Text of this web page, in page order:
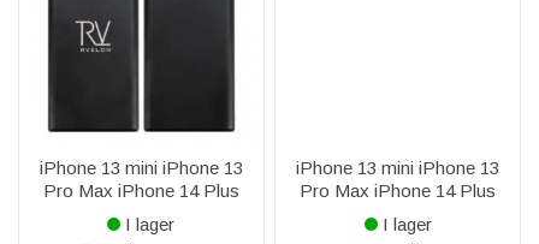
iPhone 13 mini iPhone 13
Pro Max iPhone 14 Plus
iPhone 14 Pro Max iPhone
15 Plus iPhone 15 Pro Max
I lager
iPhone 13 mini iPhone 13
Pro Max iPhone 14 Plus
iPhone 14 Pro Max iPhone
15 Plus iPhone 15 Pro Max
I lager